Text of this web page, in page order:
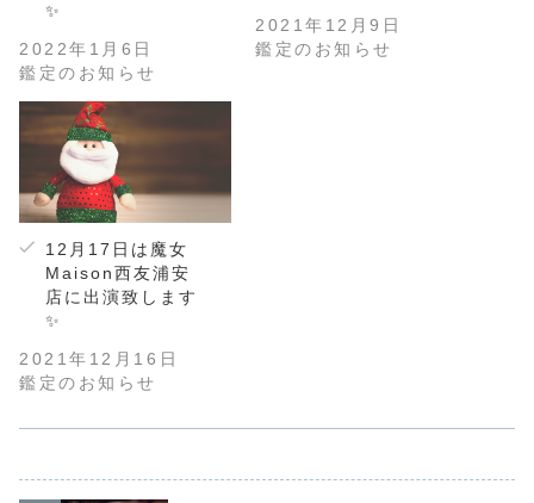
✨
2022年1月6日
鑑定のお知らせ
2021年12月9日
鑑定のお知らせ
12月17日は魔女
Maison西友浦安
店に出演致します
✨
2021年12月16日
鑑定のお知らせ